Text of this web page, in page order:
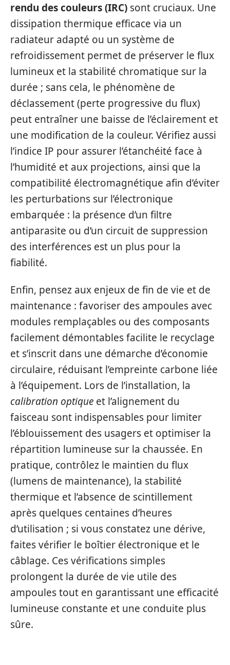
rendu des couleurs (IRC) sont cruciaux. Une
dissipation thermique efficace via un
radiateur adapté ou un système de
refroidissement permet de préserver le flux
lumineux et la stabilité chromatique sur la
durée ; sans cela, le phénomène de
déclassement (perte progressive du flux)
peut entraîner une baisse de l’éclairement et
une modification de la couleur. Vérifiez aussi
l’indice IP pour assurer l’étanchéité face à
l’humidité et aux projections, ainsi que la
compatibilité électromagnétique afin d’éviter
les perturbations sur l’électronique
embarquée : la présence d’un filtre
antiparasite ou d’un circuit de suppression
des interférences est un plus pour la
fiabilité.
Enfin, pensez aux enjeux de fin de vie et de
maintenance : favoriser des ampoules avec
modules remplaçables ou des composants
facilement démontables facilite le recyclage
et s’inscrit dans une démarche d’économie
circulaire, réduisant l’empreinte carbone liée
à l’équipement. Lors de l’installation, la
calibration optique et l’alignement du
faisceau sont indispensables pour limiter
l’éblouissement des usagers et optimiser la
répartition lumineuse sur la chaussée. En
pratique, contrôlez le maintien du flux
(lumens de maintenance), la stabilité
thermique et l’absence de scintillement
après quelques centaines d’heures
d’utilisation ; si vous constatez une dérive,
faites vérifier le boîtier électronique et le
câblage. Ces vérifications simples
prolongent la durée de vie utile des
ampoules tout en garantissant une efficacité
lumineuse constante et une conduite plus
sûre.